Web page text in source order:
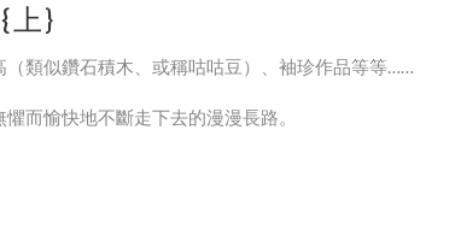
小朋友拼拼豆，建議第一次可以買1：1圖冊，能夠墊在
上}
類似鑽石積木、或稱咕咕豆）、袖珍作品等等……
而愉快地不斷走下去的漫漫長路。
又對手作有著濃濃興致的手拙派。